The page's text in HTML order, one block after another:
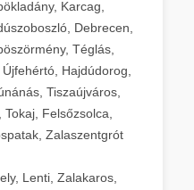
Karcag,
Debrecen,
Téglás,
Hajdúdorog,
Tiszaújváros,
Felsőzsolca,
Zalaszentgrót
Lenti, Zalakaros,